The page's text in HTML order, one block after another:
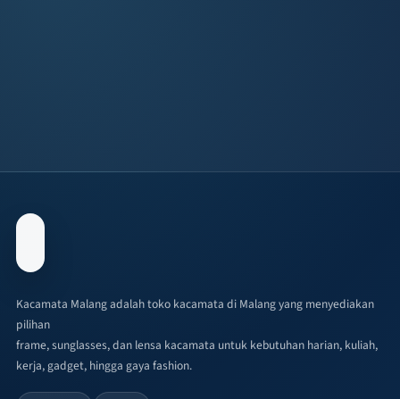
Kacamata Malang adalah toko kacamata di Malang yang menyediakan
pilihan
frame, sunglasses, dan lensa kacamata untuk kebutuhan harian, kuliah,
kerja, gadget, hingga gaya fashion.